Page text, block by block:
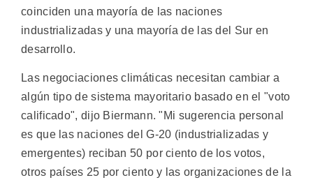
coinciden una mayoría de las naciones
industrializadas y una mayoría de las del Sur en
desarrollo.
Las negociaciones climáticas necesitan cambiar a
algún tipo de sistema mayoritario basado en el "voto
calificado", dijo Biermann. "Mi sugerencia personal
es que las naciones del G-20 (industrializadas y
emergentes) reciban 50 por ciento de los votos,
otros países 25 por ciento y las organizaciones de la